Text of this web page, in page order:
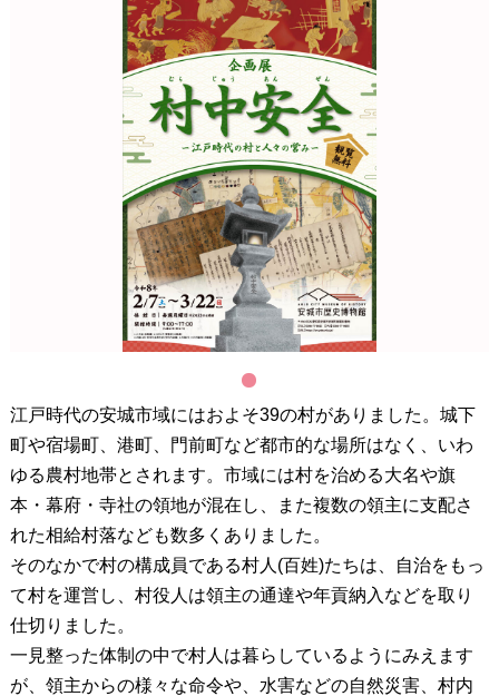
江戸時代の安城市域にはおよそ39の村がありました。城下
町や宿場町、港町、門前町など都市的な場所はなく、いわ
ゆる農村地帯とされます。市域には村を治める大名や旗
本・幕府・寺社の領地が混在し、また複数の領主に支配さ
れた相給村落なども数多くありました。
そのなかで村の構成員である村人(百姓)たちは、自治をもっ
て村を運営し、村役人は領主の通達や年貢納入などを取り
仕切りました。
一見整った体制の中で村人は暮らしているようにみえます
が、領主からの様々な命令や、水害などの自然災害、村内